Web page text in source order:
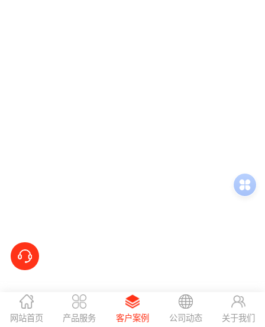
网站首页 产品服务 客户案例 公司动态 关于我们